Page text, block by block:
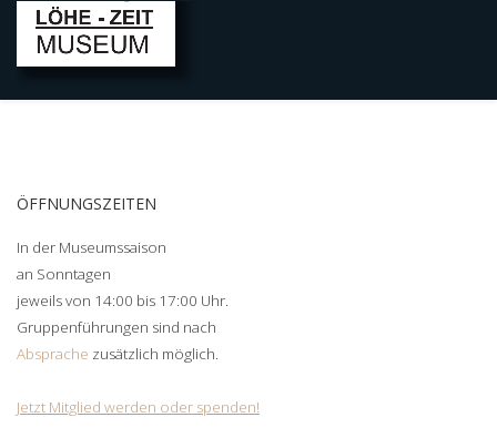
ÖFFNUNGSZEITEN
In der Museumssaison
an Sonntagen
jeweils von 14:00 bis 17:00 Uhr.
Gruppenführungen sind nach
Absprache zusätzlich möglich.
Jetzt Mitglied werden oder spenden!